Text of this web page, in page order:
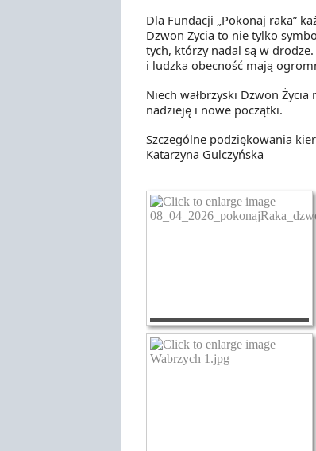
Dla Fundacji „Pokonaj raka”
Dzwon Życia to nie tylko
tych, którzy nadal są w
i ludzka obecność mają
Niech wałbrzyski Dzwon Życia
nadzieję i nowe początki.
Szczególne podziękowania
Katarzyna Gulczyńska